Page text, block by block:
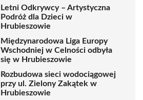
Letni Odkrywcy – Artystyczna
Podróż dla Dzieci w
Hrubieszowie
Międzynarodowa Liga Europy
Wschodniej w Celności odbyła
się w Hrubieszowie
Rozbudowa sieci wodociągowej
przy ul. Zielony Zakątek w
Hrubieszowie